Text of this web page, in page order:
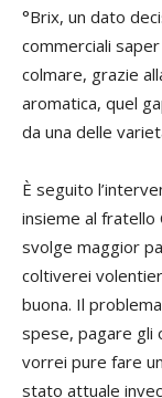
°Brix, un dato
commerciali
colmare, grazie
aromatica, quel
da una delle
È seguito
insieme al fratello
svolge maggior
coltiverei
buona. Il
spese, pagare gli
vorrei pure fare
stato attuale